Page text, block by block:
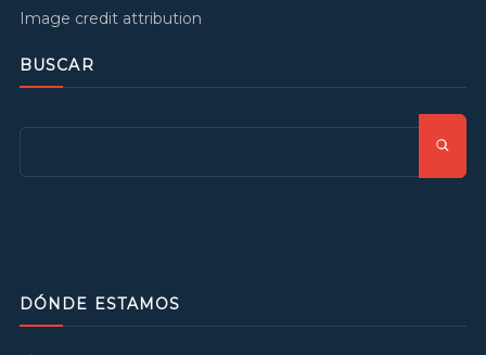
Image credit attribution
BUSCAR
DÓNDE ESTAMOS